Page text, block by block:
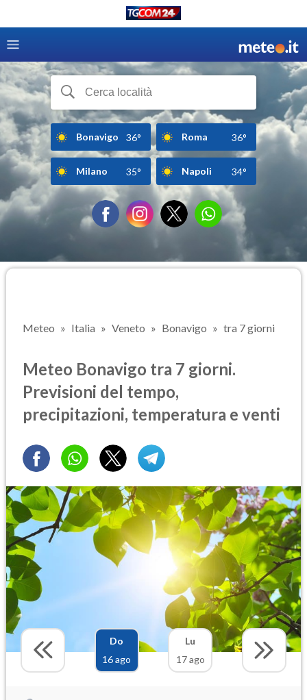
Bonavigo 36° Roma 36°
Milano 35° Napoli 34°
Meteo Italia Veneto Bonavigo tra 7 giorni
Meteo Bonavigo tra 7 giorni.
Previsioni del tempo,
precipitazioni, temperatura e venti
Do
16 ago
Lu
17 ago